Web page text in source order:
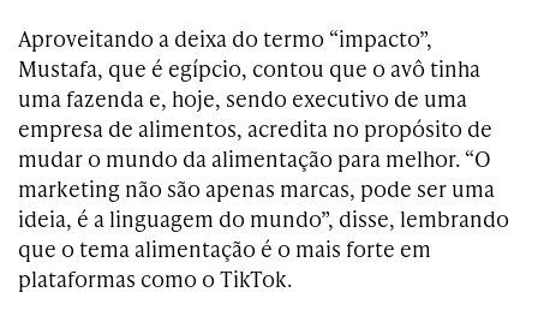
Aproveitando a deixa do termo “impacto”,
Mustafa, que é egípcio, contou que o avô tinha
uma fazenda e, hoje, sendo executivo de uma
empresa de alimentos, acredita no propósito de
mudar o mundo da alimentação para melhor. “O
marketing não são apenas marcas, pode ser uma
ideia, é a linguagem do mundo”, disse, lembrando
que o tema alimentação é o mais forte em
plataformas como o TikTok.